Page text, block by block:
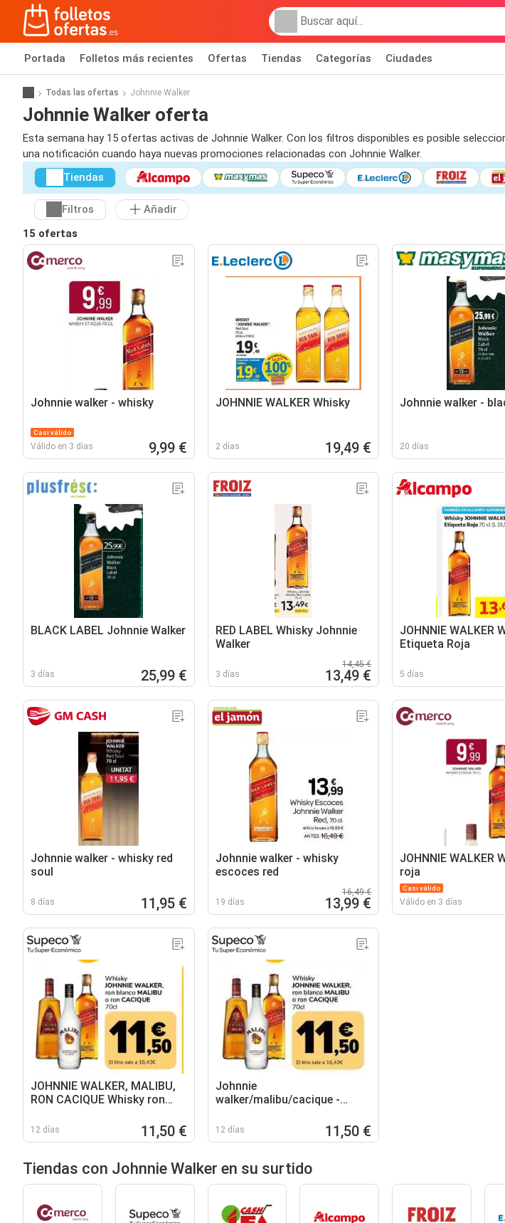
Portada Folletos más recientes Ofertas Tiendas Categorías Ciudades
Todas las ofertas Johnnie Walker
Johnnie Walker oferta
Esta semana hay 15 ofertas activas de Johnnie Walker. Con los filtros disponibles es posible
una notificación cuando haya nuevas promociones relacionadas con Johnnie Walker.
Tiendas
Filtros
Añadir
15 ofertas
Johnnie walker - whisky
Casi válido
Válido en 3 días 9,99 €
JOHNNIE WALKER Whisky
2 días 19,49 €
Johnnie walker -
20 días
BLACK LABEL Johnnie Walker
3 días 25,99 €
RED LABEL Whisky Johnnie
Walker
3 días
14,45 €
13,49 €
JOHNNIE WALKER
Etiqueta Roja
5 días
Johnnie walker - whisky red
soul
8 días 11,95 €
Johnnie walker - whisky
escoces red
19 días
16,49 €
13,99 €
JOHNNIE WALKER
roja
Casi válido
Válido en 3 días
JOHNNIE WALKER, MALIBU,
RON CACIQUE Whisky ron
12 días 11,50 €
Johnnie
walker/malibu/cacique -
12 días 11,50 €
Tiendas con Johnnie Walker en su surtido